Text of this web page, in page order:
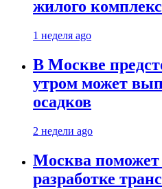
жилого
1 неделя ago
В Москве
утром может
осадков
2 недели ago
Москва поможет
разработке